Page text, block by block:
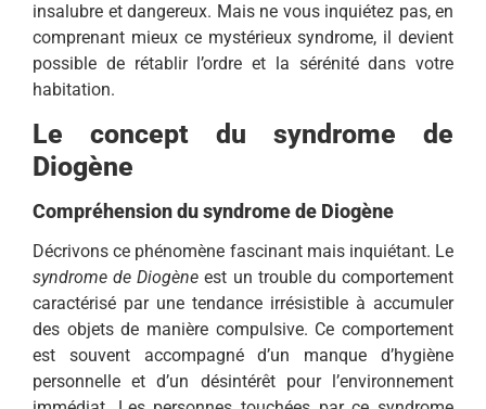
insalubre et dangereux. Mais ne vous inquiétez pas, en
comprenant mieux ce mystérieux syndrome, il devient
possible de rétablir l’ordre et la sérénité dans votre
habitation.
Le concept du syndrome de
Diogène
Compréhension du syndrome de Diogène
Décrivons ce phénomène fascinant mais inquiétant. Le
syndrome de Diogène est un trouble du comportement
caractérisé par une tendance irrésistible à accumuler
des objets de manière compulsive. Ce comportement
est souvent accompagné d’un manque d’hygiène
personnelle et d’un désintérêt pour l’environnement